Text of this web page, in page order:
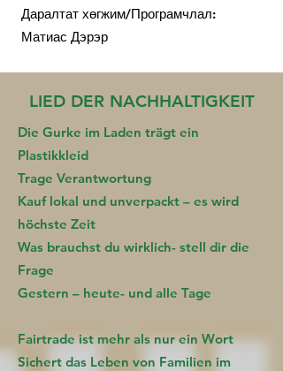
Даралтат хөгжим/Програмчлал:
Матиас Дэрэр
LIED DER NACHHALTIGKEIT
Die Gurke im Laden trägt ein
Plastikkleid
Trage Verantwortung
Kauf lokal und unverpackt – es wird
höchste Zeit
Was brauchst du wirklich- stell dir die
Frage
Gestern – heute- und alle Tage
Fairtrade ist mehr als nur ein Wort
Sichert das Leben von Familien im